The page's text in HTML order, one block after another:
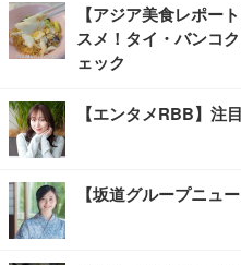
【アジア美食レポー
スメ！タイ・バンコ
ェック
【エンタメRBB】注
【坂道グループニュ